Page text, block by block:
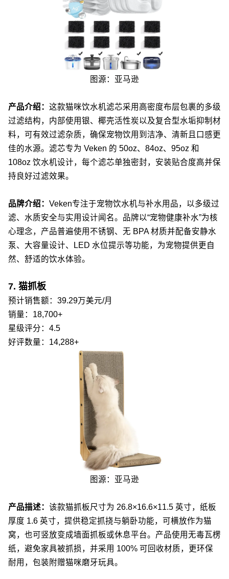
图源：亚马逊
产品介绍： 这款猫咪饮水机滤芯采用高密度布层包裹的多级
过滤结构，内部使用银、椰壳活性炭以及复合型水垢抑制材
料，可有效过滤杂质，确保宠物饮用到洁净、清新且口感更
佳的水源。滤芯专为 Veken 的 50oz、84oz、95oz 和
108oz 饮水机设计，每个滤芯单独密封，安装贴合度高并保
持良好过滤效果。
品牌介绍： Veken专注于宠物饮水机与补水用品，以多级过
滤、水质安全与实用设计闻名。品牌以“宠物健康补水”为核
心理念，产品普遍使用不锈钢、无 BPA 材质并配备安静水
泵、大容量设计、LED 水位提示等功能，为宠物提供更自
然、舒适的饮水体验。
7. 猫抓板
预计销售额：39.29万美元/月
销量：18,700+
星级评分：4.5
好评数量：14,288+
图源：亚马逊
产品描述： 该款猫抓板尺寸为 26.8×16.6×11.5 英寸，纸板
厚度 1.6 英寸，提供稳定抓挠与躺卧功能，可横放作为猫
窝，也可竖放变成墙面抓板或休息平台。产品使用无毒瓦楞
纸，避免家具被抓损，并采用 100% 可回收材质，更环保
耐用，包装附赠猫咪磨牙玩具。